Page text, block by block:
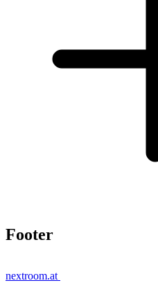
Footer
nextroom.at